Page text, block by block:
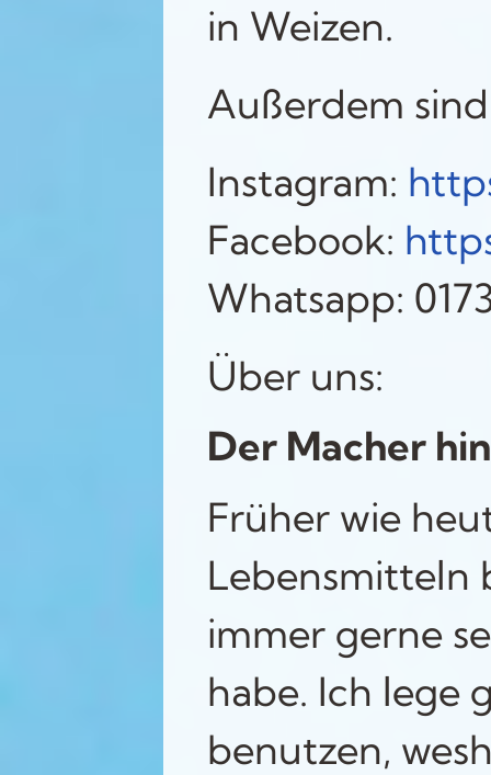
in Weizen.
Außerdem
Instagram:
Facebook:
Whatsapp:
Über uns:
Der Macher
Früher wie
Lebensmitteln
immer gerne
habe. Ich lege
benutzen,